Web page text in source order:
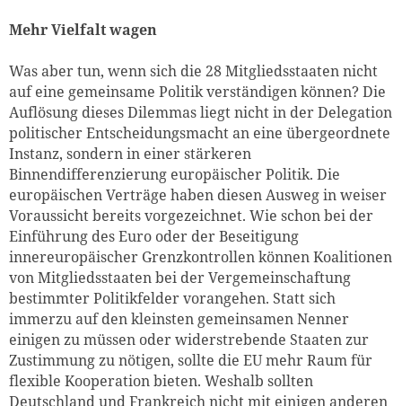
Mehr Vielfalt wagen
Was aber tun, wenn sich die 28 Mitgliedsstaaten nicht
auf eine gemeinsame Politik verständigen können? Die
Auflösung dieses Dilemmas liegt nicht in der Delegation
politischer Entscheidungsmacht an eine übergeordnete
Instanz, sondern in einer stärkeren
Binnendifferenzierung europäischer Politik. Die
europäischen Verträge haben diesen Ausweg in weiser
Voraussicht bereits vorgezeichnet. Wie schon bei der
Einführung des Euro oder der Beseitigung
innereuropäischer Grenzkontrollen können Koalitionen
von Mitgliedsstaaten bei der Vergemeinschaftung
bestimmter Politikfelder vorangehen. Statt sich
immerzu auf den kleinsten gemeinsamen Nenner
einigen zu müssen oder widerstrebende Staaten zur
Zustimmung zu nötigen, sollte die EU mehr Raum für
flexible Kooperation bieten. Weshalb sollten
Deutschland und Frankreich nicht mit einigen anderen